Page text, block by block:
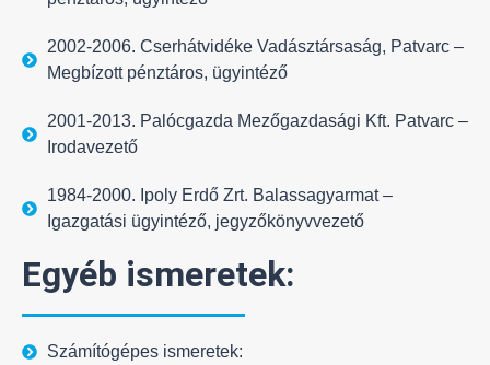
2002-2006. Cserhátvidéke Vadásztársaság, Patvarc –
Megbízott pénztáros, ügyintéző
2001-2013. Palócgazda Mezőgazdasági Kft. Patvarc –
Irodavezető
1984-2000. Ipoly Erdő Zrt. Balassagyarmat –
Igazgatási ügyintéző, jegyzőkönyvvezető
Egyéb ismeretek:
Számítógépes ismeretek: